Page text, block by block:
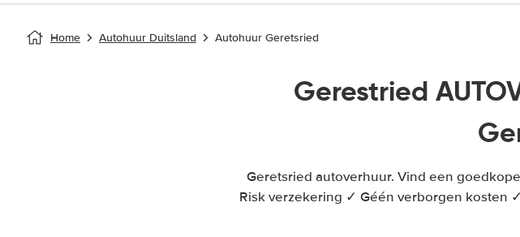
Home Autohuur Duitsland Autohuur Geretsried
Gerestried
Geretsried autoverhuur. Vind een
Risk verzekering ✓ Géén verborgen kosten